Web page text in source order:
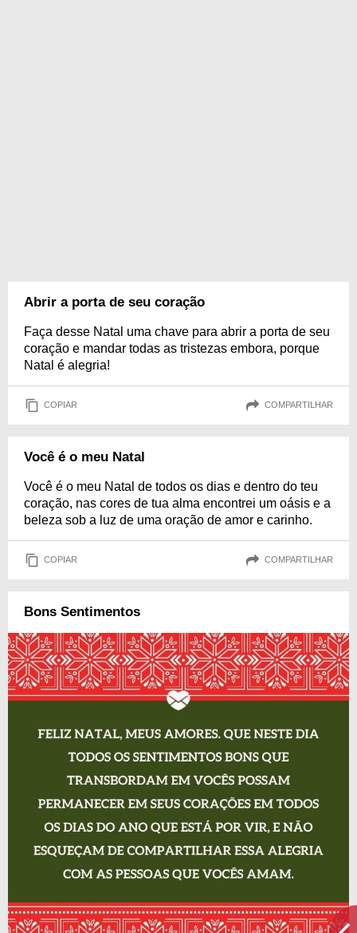
Abrir a porta de seu coração
Faça desse Natal uma chave para abrir a porta de seu
coração e mandar todas as tristezas embora, porque
Natal é alegria!
COPIAR COMPARTILHAR
Você é o meu Natal
Você é o meu Natal de todos os dias e dentro do teu
coração, nas cores de tua alma encontrei um oásis e a
beleza sob a luz de uma oração de amor e carinho.
COPIAR COMPARTILHAR
Bons Sentimentos